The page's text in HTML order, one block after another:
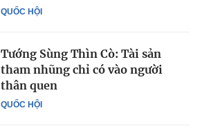
QUỐC HỘI
QUỐC HỘI
Tướng Sùng Thìn Cò: Tài sản
tham nhũng chỉ có vào người
thân quen